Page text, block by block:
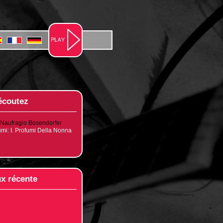
Bosendorfer
I. Profumi Della Nonna
récente